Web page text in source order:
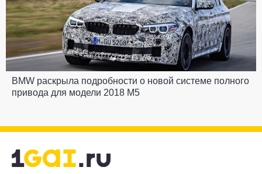
BMW раскрыла подробности о новой системе полного
привода для модели 2018 M5